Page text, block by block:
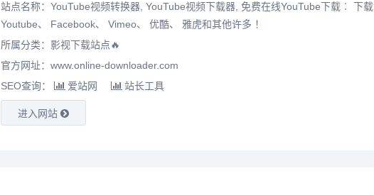
站点名称：YouTube视频转换器, YouTube视频下载器, 免费在线YouTube下载︰ 下载
Youtube、 Facebook、 Vimeo、 优酷、 雅虎和其他许多 ！
所属分类： 影视下载站点🔥
官方网址：www.online-downloader.com
SEO查询：
爱站网 站长工具
进入网站